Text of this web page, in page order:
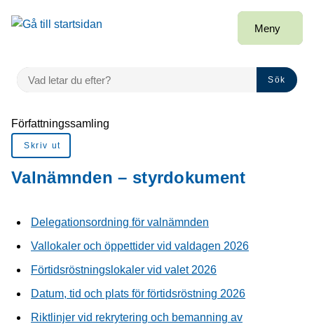
Gå till innehåll
till sidomeny
Meny
VAD LETAR DU EFTER?
Sök
Du är här:
Författningssamling
Skriv ut
Valnämnden – styrdokument
Delegationsordning för valnämnden
Vallokaler och öppettider vid valdagen 2026
Förtidsröstningslokaler vid valet 2026
Datum, tid och plats för förtidsröstning 2026
Riktlinjer vid rekrytering och bemanning av